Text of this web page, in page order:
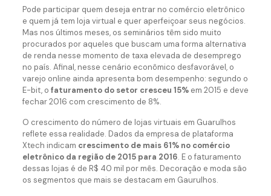
Pode participar quem deseja entrar no comércio eletrônico
e quem já tem loja virtual e quer aperfeiçoar seus negócios.
Mas nos últimos meses, os seminários têm sido muito
procurados por aqueles que buscam uma forma alternativa
de renda nesse momento de taxa elevada de desemprego
no país. Afinal, nesse cenário econômico desfavorável, o
varejo online ainda apresenta bom desempenho: segundo o
E-bit, o faturamento do setor cresceu 15%em 2015 e deve
fechar 2016 com crescimento de 8%.
O crescimento do número de lojas virtuais em Guarulhos
reflete essa realidade. Dados da empresa de plataforma
Xtech indicam crescimento de mais 61% no comércio
eletrônico da região de 2015 para 2016. E o faturamento
dessas lojas é de R$ 40 mil por mês. Decoração e moda são
os segmentos que mais se destacam em Gaurulhos.